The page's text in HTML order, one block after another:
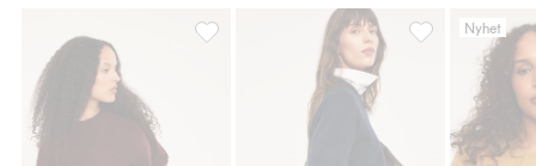
Oversized strikket t-skjorte, Legg til i
Oversized
Nyhet